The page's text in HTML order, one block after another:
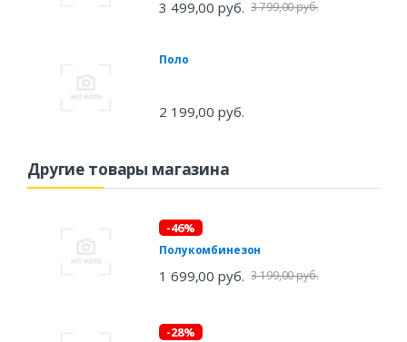
3 499,00 руб. 3 799,00 руб.
Поло
2 199,00 руб.
Другие товары магазина
-46%
Полукомбинезон
1 699,00 руб. 3 199,00 руб.
-28%